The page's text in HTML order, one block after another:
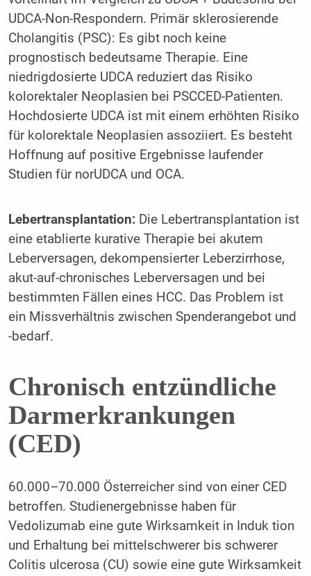
UDCA-Non-Respondern. Primär sklerosierende
Cholangitis (PSC): Es gibt noch keine
prognostisch bedeutsame Therapie. Eine
niedrigdosierte UDCA reduziert das Risiko
kolorektaler Neoplasien bei PSCCED-Patienten.
Hochdosierte UDCA ist mit einem erhöhten Risiko
für kolorektale Neoplasien assoziiert. Es besteht
Hoffnung auf positive Ergebnisse laufender
Studien für norUDCA und OCA.
Lebertransplantation:Die Lebertransplantation ist
eine etablierte kurative Therapie bei akutem
Leberversagen, dekompensierter Leberzirrhose,
akut-auf-chronisches Leberversagen und bei
bestimmten Fällen eines HCC. Das Problem ist
ein Missverhältnis zwischen Spenderangebot und
-bedarf.
Chronisch entzündliche
Darmerkrankungen
(CED)
60.000–70.000 Österreicher sind von einer CED
betroffen. Studienergebnisse haben für
Vedolizumab eine gute Wirksamkeit in Induk tion
und Erhaltung bei mittelschwerer bis schwerer
Colitis ulcerosa (CU) sowie eine gute Wirksamkeit